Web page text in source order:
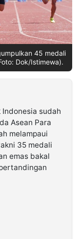
45 medali
Dok/Istimewa).
sudah
Asean Para
melampaui
35 medali
emas bakal